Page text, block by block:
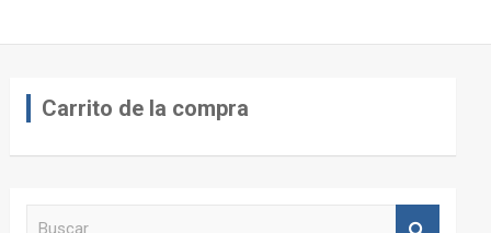
Carrito de la compra